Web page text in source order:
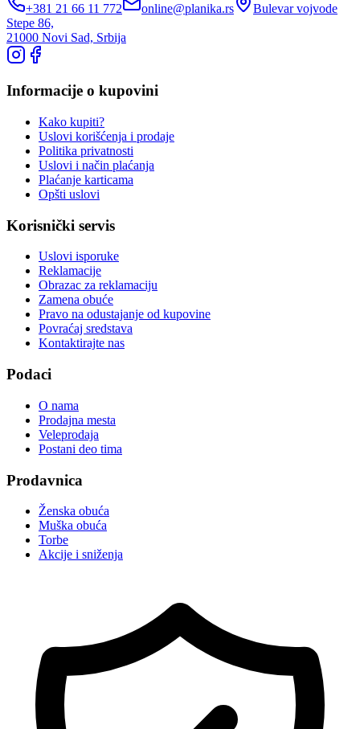
+381 21 66 11 772 online@planika.rs
Bulevar vojvode
Stepe 86,
21000 Novi Sad, Srbija
Informacije o kupovini
Kako kupiti?
Uslovi korišćenja i prodaje
Politika privatnosti
Uslovi i način plaćanja
Plaćanje karticama
Opšti uslovi
Korisnički servis
Uslovi isporuke
Reklamacije
Obrazac za reklamaciju
Zamena obuće
Pravo na odustajanje od kupovine
Povraćaj sredstava
Kontaktirajte nas
Podaci
O nama
Prodajna mesta
Veleprodaja
Postani deo tima
Prodavnica
Ženska obuća
Muška obuća
Torbe
Akcije i sniženja